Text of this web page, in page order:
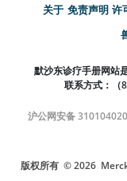
关于 免责声明 许
默沙东诊疗手册网站
联系方式：（
沪公网安备
版权所有 © 2026